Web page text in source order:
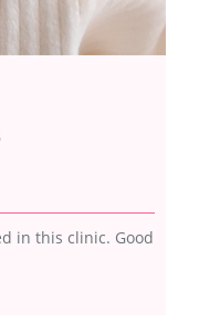
in this clinic. Good